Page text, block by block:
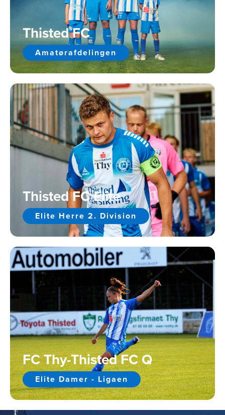
Thisted FC
Amatørafdelingen
Thisted FC Elite
Elite Herre 2. Division
FC Thy-Thisted FC Q
Elite Damer - Ligaen